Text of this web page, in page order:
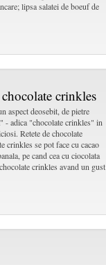
lipsa salatei de boeuf de
crinkles
aspect deosebit, de pietre
- adica "chocolate crinkles" in
Retete de chocolate
crinkles se pot face cu cacao
pe cand cea cu ciocolata
crinkles avand un gust